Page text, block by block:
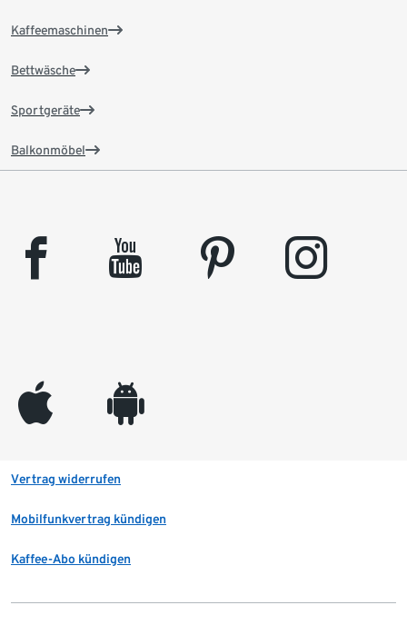
Kaffeemaschinen
Bettwäsche
Sportgeräte
Balkonmöbel
facebook youtube pinterest instagram
appleinc android
Vertrag widerrufen
Mobilfunkvertrag kündigen
Kaffee-Abo kündigen